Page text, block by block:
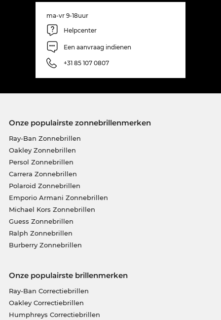
ma-vr 9-18uur
Helpcenter
Een aanvraag indienen
+31 85 107 0807
Onze populairste zonnebrillenmerken
Ray-Ban Zonnebrillen
Oakley Zonnebrillen
Persol Zonnebrillen
Carrera Zonnebrillen
Polaroid Zonnebrillen
Emporio Armani Zonnebrillen
Michael Kors Zonnebrillen
Guess Zonnebrillen
Ralph Zonnebrillen
Burberry Zonnebrillen
Onze populairste brillenmerken
Ray-Ban Correctiebrillen
Oakley Correctiebrillen
Humphreys Correctiebrillen